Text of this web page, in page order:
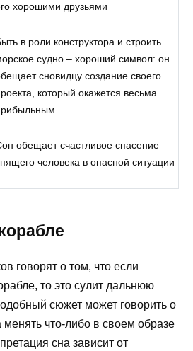
хорошими друзьями
в роли конструктора и строить
судно – хороший символ: он
сновидцу создание своего
который окажется весьма
обещает счастливое спасение
человека в опасной ситуации
говорят о том, что если
то это сулит дальнюю
сюжет может говорить о
что-либо в своем образе
сна зависит от